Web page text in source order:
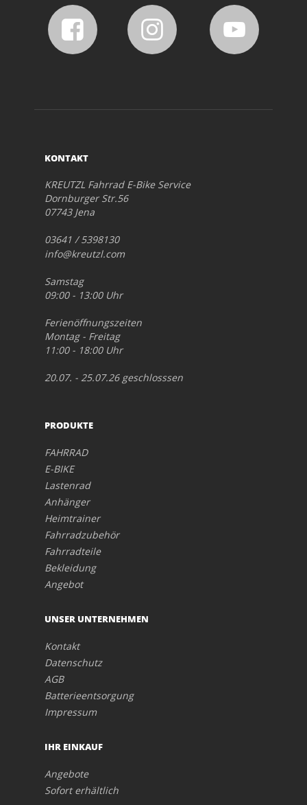
KONTAKT
KREUTZL Fahrrad E-Bike Service
Dornburger Str.56
07743 Jena
03641 / 5398130
info@kreutzl.com
Samstag
09:00 - 13:00 Uhr
Ferienöffnungszeiten
Montag - Freitag
11:00 - 18:00 Uhr
20.07. - 25.07.26 geschlosssen
PRODUKTE
FAHRRAD
E-BIKE
Lastenrad
Anhänger
Heimtrainer
Fahrradzubehör
Fahrradteile
Bekleidung
Angebot
UNSER UNTERNEHMEN
Kontakt
Datenschutz
AGB
Batterieentsorgung
Impressum
IHR EINKAUF
Angebote
Sofort erhältlich